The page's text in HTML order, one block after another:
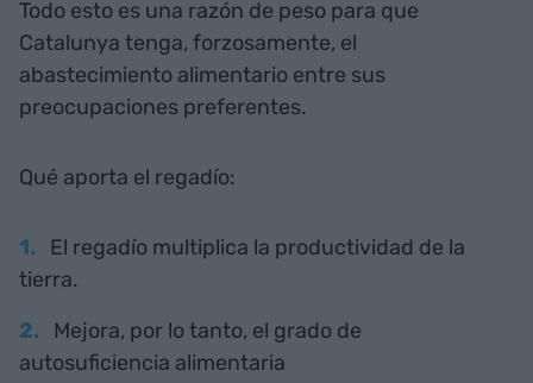
Todo esto es una razón de peso para que
Catalunya tenga, forzosamente, el
abastecimiento alimentario entre sus
preocupaciones preferentes.
Qué aporta el regadío:
El regadío multiplica la productividad de la
tierra.
Mejora, por lo tanto, el grado de
autosuficiencia alimentaria